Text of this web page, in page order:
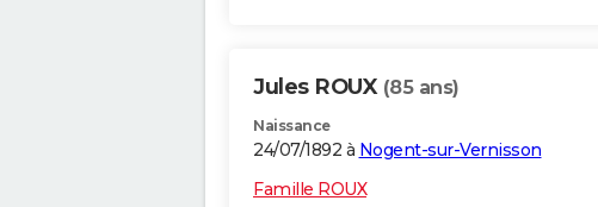
Jules ROUX (85 ans)
Naissance
24/07/1892 à Nogent-sur-Vernisson
Famille ROUX